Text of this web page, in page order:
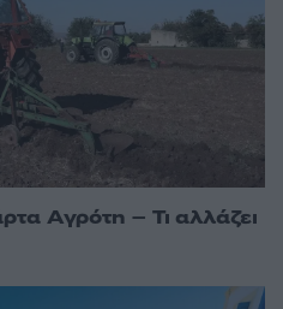
Αγρότη – Τι αλλάζει